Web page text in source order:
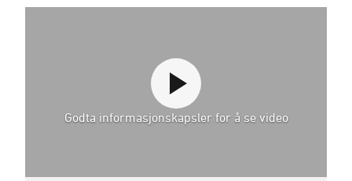
Godta informasjonskapsler for å se video